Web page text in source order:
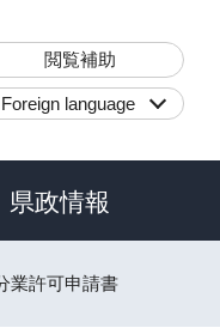
閲覧補助
Foreign language
県政情報
業許可申請書